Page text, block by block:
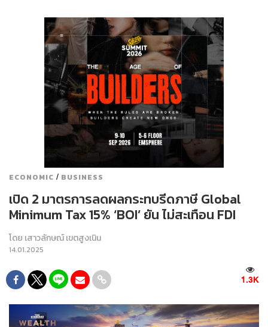
ECONOMIC / BUSINESS
เปิด 2 มาตรการลดผลกระทบรีดภาษี Global
Minimum Tax 15% ‘BOI’ ยัน ไม่สะเทือน FDI
โดย เสาวลักษณ์ เขตสูงเนิน
14.01.2025
1.3K